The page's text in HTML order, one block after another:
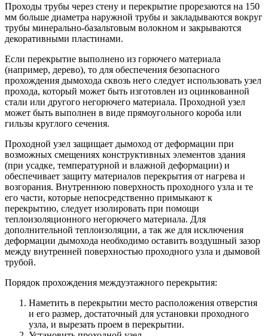
Проходы трубы через стену и перекрытие прорезаются на 150
мм больше диаметра наружной трубы и закладываются вокруг
трубы минерально-базальтовым волокном и закрываются
декоративными пластинами.
Если перекрытие выполнено из горючего материала
(например, дерево), то для обеспечения безопасного
прохождения дымохода сквозь него следует использовать узел
прохода, который может быть изготовлен из оцинкованной
стали или другого негорючего материала. Проходной узел
может быть выполнен в виде прямоугольного короба или
гильзы круглого сечения.
Проходной узел защищает дымоход от деформации при
возможных смещениях конструктивных элементов здания
(при усадке, температурной и влажной деформации) и
обеспечивает защиту материалов перекрытия от нагрева и
возгорания. Внутреннюю поверхность проходного узла и те
его части, которые непосредственно примыкают к
перекрытию, следует изолировать при помощи
теплоизоляционного негорючего материала. Для
дополнительной теплоизоляции, а так же для исключения
деформации дымохода необходимо оставить воздушный зазор
между внутренней поверхностью проходного узла и дымовой
трубой.
Порядок прохождения междуэтажного перекрытия:
Наметить в перекрытии место расположения отверстия
и его размер, достаточный для установки проходного
узла, и вырезать проем в перекрытии.